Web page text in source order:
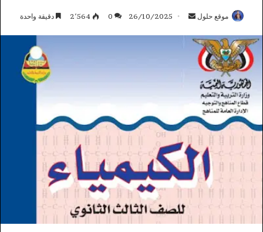
موقع حلول
أرسل 26/10/2025
0 2٬564 دقيقة واحدة